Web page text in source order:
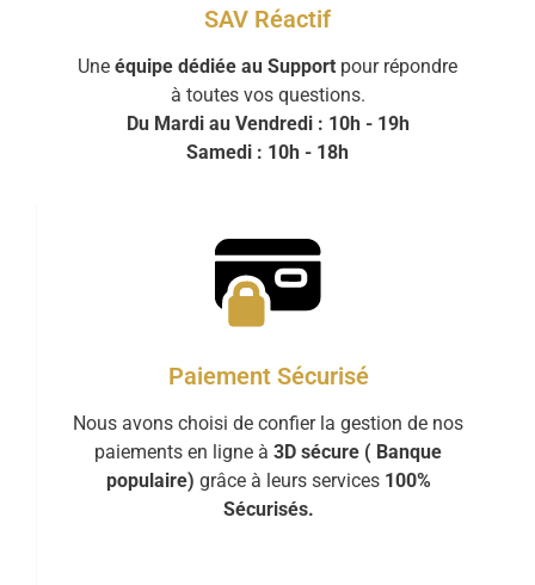
SAV Réactif
Une équipe dédiée au Support pour répondre
à toutes vos questions.
Du Mardi au Vendredi : 10h - 19h
Samedi : 10h - 18h
Paiement Sécurisé
Nous avons choisi de confier la gestion de nos
paiements en ligne à 3D sécure ( Banque
populaire) grâce à leurs services 100%
Sécurisés.